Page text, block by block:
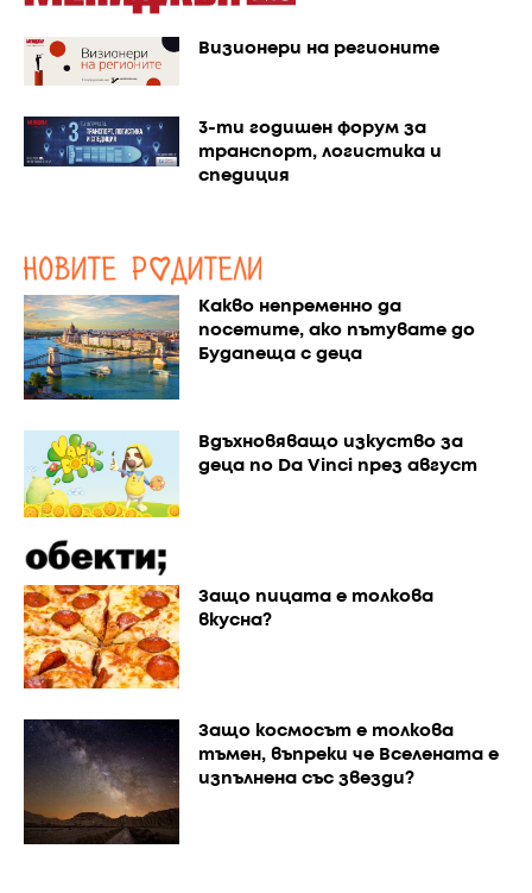
Визионери на регионите
3-ти годишен форум за
транспорт, логистика и
спедиция
Какво непременно да
посетите, ако пътувате до
Будапеща с деца
Вдъхновяващо изкуство за
деца по Da Vinci през август
Защо пицата е толкова
вкусна?
Защо космосът е толкова
тъмен, въпреки че Вселената е
изпълнена със звезди?